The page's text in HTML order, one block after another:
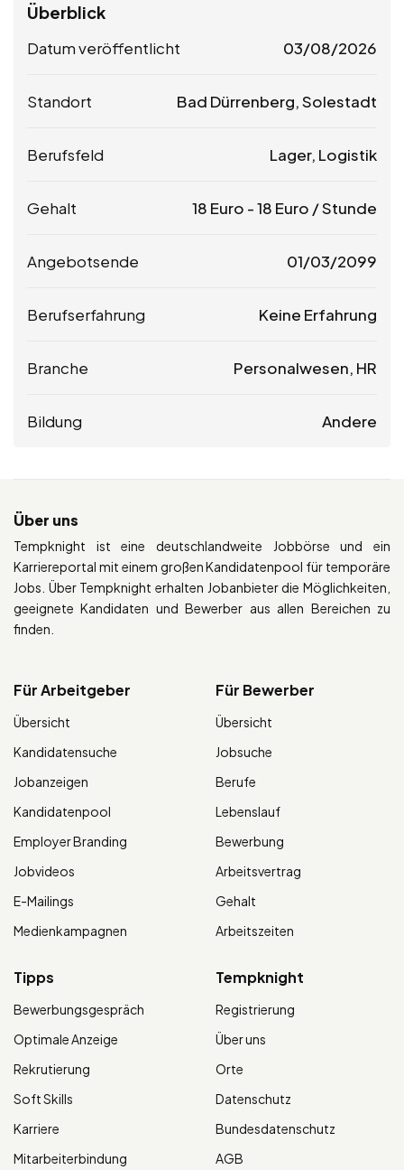
Überblick
Datum veröffentlicht 03/08/2026
Standort Bad Dürrenberg, Solestadt
Berufsfeld Lager, Logistik
Gehalt 18 Euro -18 Euro / Stunde
Angebotsende 01/03/2099
Berufserfahrung Keine Erfahrung
Branche Personalwesen, HR
Bildung Andere
Über uns
Tempknight ist eine deutschlandweite Jobbörse und ein
Karriereportal mit einem großen Kandidatenpool für temporäre
Jobs. Über Tempknight erhalten Jobanbieter die Möglichkeiten,
geeignete Kandidaten und Bewerber aus allen Bereichen zu
finden.
Für Arbeitgeber
Übersicht
Kandidatensuche
Jobanzeigen
Kandidatenpool
Employer Branding
Jobvideos
E-Mailings
Medienkampagnen
Für Bewerber
Übersicht
Jobsuche
Berufe
Lebenslauf
Bewerbung
Arbeitsvertrag
Gehalt
Arbeitszeiten
Tipps
Bewerbungsgespräch
Optimale Anzeige
Rekrutierung
Soft Skills
Karriere
Mitarbeiterbindung
Tempknight
Registrierung
Über uns
Orte
Datenschutz
Bundesdatenschutz
AGB